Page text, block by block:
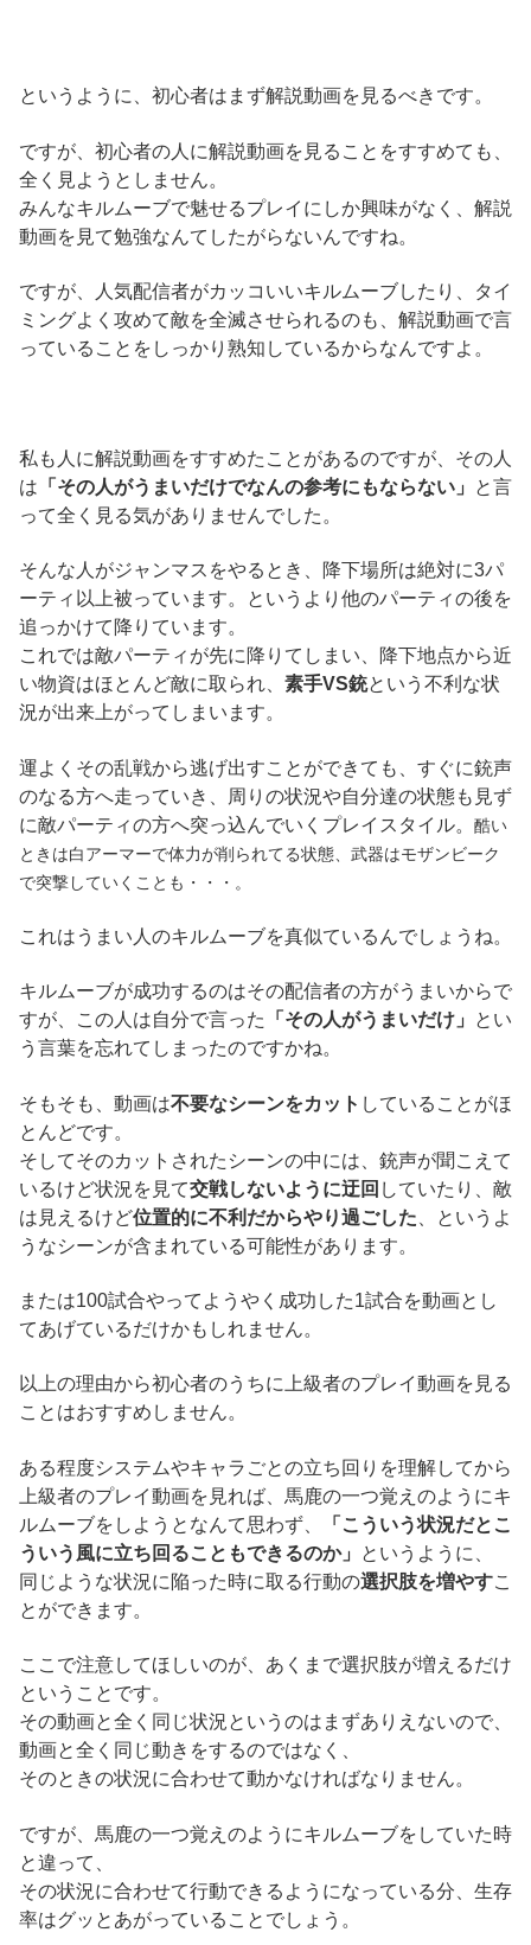
というように、初心者はまず解説動画を見るべきです。
ですが、初心者の人に解説動画を見ることをすすめても、
全く見ようとしません。
みんなキルムーブで魅せるプレイにしか興味がなく、解説
動画を見て勉強なんてしたがらないんですね。
ですが、人気配信者がカッコいいキルムーブしたり、タイ
ミングよく攻めて敵を全滅させられるのも、解説動画で言
っていることをしっかり熟知しているからなんですよ。
私も人に解説動画をすすめたことがあるのですが、その人
は 「その人がうまいだけでなんの参考にもならない」
と言
って全く見る気がありませんでした。
そんな人がジャンマスをやるとき、降下場所は絶対に3パ
ーティ以上被っています。というより他のパーティの後を
追っかけて降りています。
これでは敵パーティが先に降りてしまい、降下地点から近
い物資はほとんど敵に取られ、 素手VS銃という不利な状
況が出来上がってしまいます。
運よくその乱戦から逃げ出すことができても、すぐに銃声
のなる方へ走っていき、周りの状況や自分達の状態も見ず
に敵パーティの方へ突っ込んでいくプレイスタイル。 酷い
ときは白アーマーで体力が削られてる状態、武器はモザンビーク
で突撃していくことも・・・。
これはうまい人のキルムーブを真似ているんでしょうね。
キルムーブが成功するのはその配信者の方がうまいからで
すが、この人は自分で言った
「その人がうまいだけ」
とい
う言葉を忘れてしまったのですかね。
そもそも、動画は不要なシーンをカット していることがほ
とんどです。
そしてそのカットされたシーンの中には、銃声が聞こえて
いるけど状況を見て交戦しないように迂回 していたり、敵
は見えるけど位置的に不利だからやり過ごした 、というよ
うなシーンが含まれている可能性があります。
または100試合やってようやく成功した1試合を動画とし
てあげているだけかもしれません。
以上の理由から初心者のうちに上級者のプレイ動画を見る
ことはおすすめしません。
ある程度システムやキャラごとの立ち回りを理解してから
上級者のプレイ動画を見れば、馬鹿の一つ覚えのようにキ
ルムーブをしようとなんて思わず、
「こういう状況だとこ
ういう風に立ち回ることもできるのか」
というように、
同じような状況に陥った時に取る行動の選択肢を増やすこ
とができます。
ここで注意してほしいのが、あくまで選択肢が増えるだけ
ということです。
その動画と全く同じ状況というのはまずありえないので、
動画と全く同じ動きをするのではなく、
そのときの状況に合わせて動かなければなりません。
ですが、馬鹿の一つ覚えのようにキルムーブをしていた時
と違って、
その状況に合わせて行動できるようになっている分、生存
率はグッとあがっていることでしょう。